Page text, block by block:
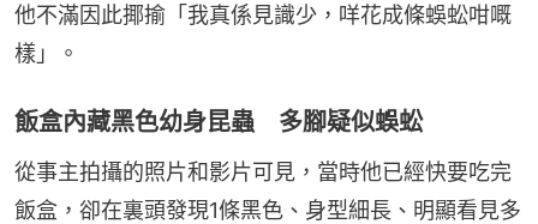
他不滿因此揶揄「我真係見識少，咩花成條蜈蚣咁嘅
樣」。
飯盒內藏黑色幼身昆蟲 多腳疑似蜈蚣
從事主拍攝的照片和影片可見，當時他已經快要吃完
飯盒，卻在裏頭發現1條黑色、身型細長、明顯看見多